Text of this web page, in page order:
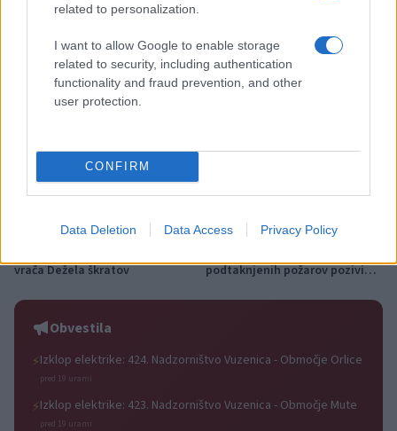
related to personalization.
I want to allow Google to enable storage
related to security, including authentication
functionality and fraud prevention, and other
user protection.
CONFIRM
Data Deletion Data Access Privacy Policy
vrača Dežela škratov
podtaknjenih požarov pozivi
obveščanju policije
Obvestila
⚡Izklop elektrike: 424. Nadzorništvo Vuzenica - Območje Orlice
pred 19 urami
⚡Izklop elektrike: 423. Nadzorništvo Vuzenica - Območje Mute
pred 19 urami